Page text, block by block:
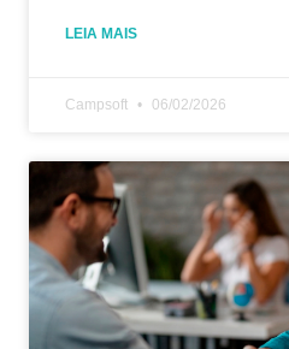
LEIA MAIS
Campsoft 06/02/2026